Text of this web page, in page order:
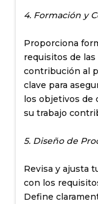
4. Formación y
Proporciona
requisitos de
contribución al
clave para
los objetivos de
su trabajo
5. Diseño de
Revisa y ajusta
con los
Define